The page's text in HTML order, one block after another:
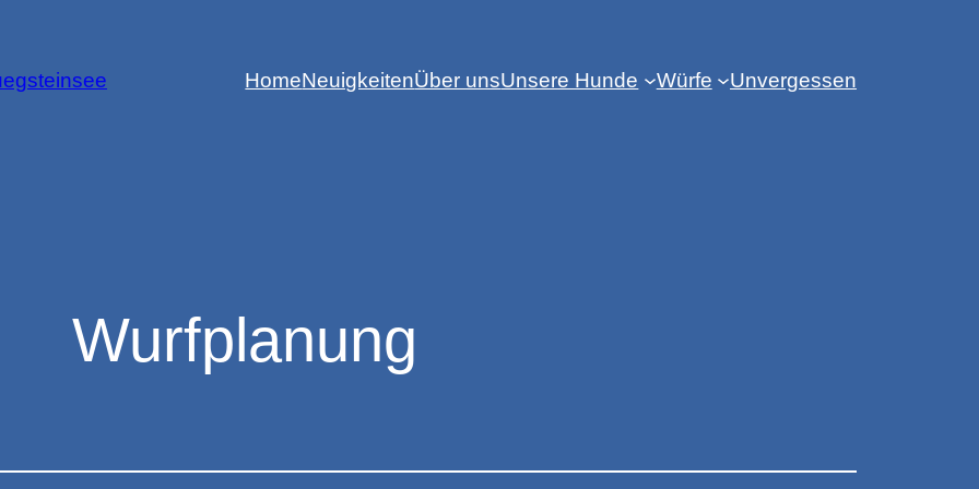
HomeNeuigkeitenÜber unsUnsere Hunde Würfe Unvergessen
Wurfplanung